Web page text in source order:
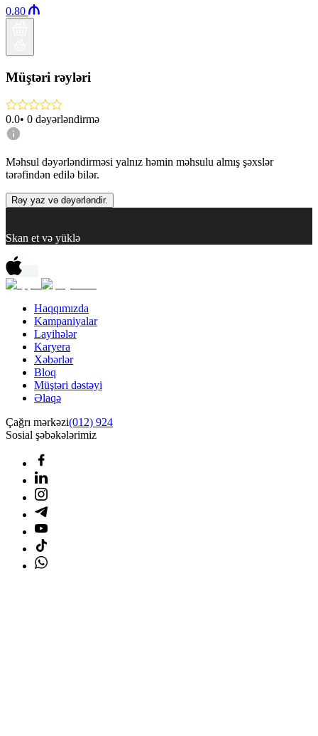
0.80
Müştəri rəyləri
0.0• 0 dəyərləndirmə
Məhsul dəyərləndirməsi yalnız həmin məhsulu almış şəxslər
tərəfindən edilə bilər.
Rəy yaz və dəyərləndir.
Skan et və yüklə
Haqqımızda
Kampaniyalar
Layihələr
Karyera
Xəbərlər
Bloq
Müştəri dəstəyi
Əlaqə
Çağrı mərkəzi(012) 924
Sosial şəbəkələrimiz